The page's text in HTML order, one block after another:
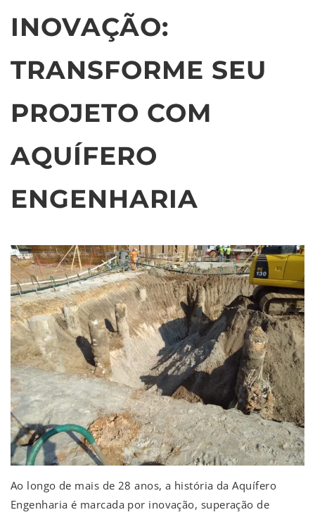
INOVAÇÃO:
TRANSFORME SEU
PROJETO COM
AQUÍFERO
ENGENHARIA
Ao longo de mais de 28 anos, a história da Aquífero
Engenharia é marcada por inovação, superação de